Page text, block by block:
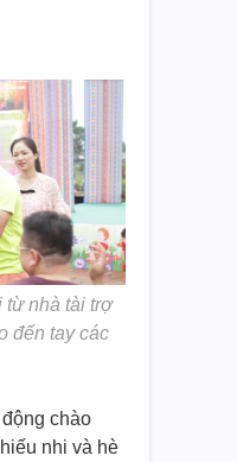
từ nhà tài trợ
đến tay các
chào
nhi và hè